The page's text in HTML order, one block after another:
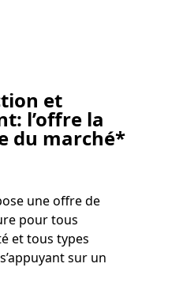
et
l’offre la
du marché*
une offre de
pour tous
et tous types
sur un